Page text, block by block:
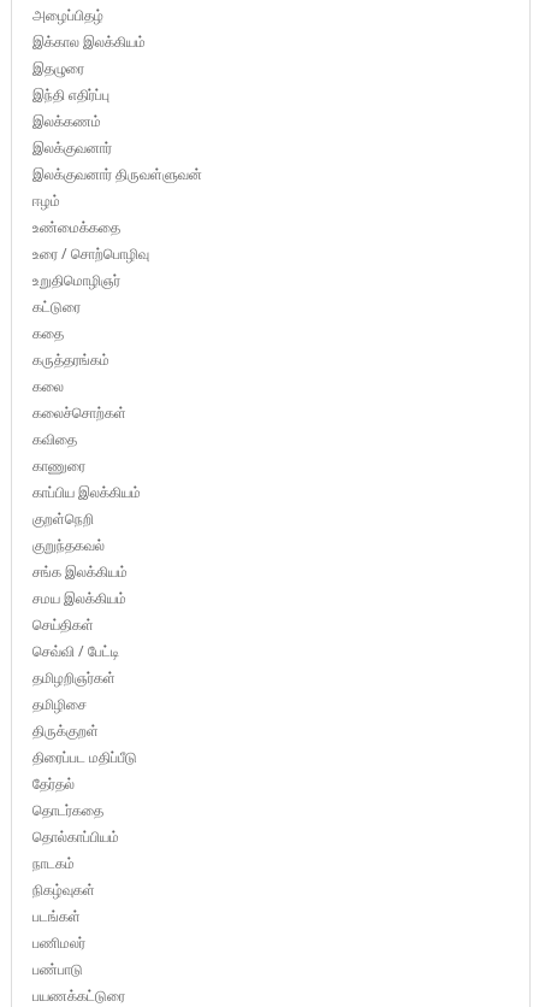
அழைப்பிதழ்
இக்கால இலக்கியம்
இதழுரை
இந்தி எதிர்ப்பு
இலக்கணம்
இலக்குவனார்
இலக்குவனார் திருவள்ளுவன்
ஈழம்
உண்மைக்கதை
உரை / சொற்பொழிவு
உறுதிமொழிஞர்
கட்டுரை
கதை
கருத்தரங்கம்
கலை
கலைச்சொற்கள்
கவிதை
காணுரை
காப்பிய இலக்கியம்
குறள்நெறி
குறுந்தகவல்
சங்க இலக்கியம்
சமய இலக்கியம்
செய்திகள்
செவ்வி / பேட்டி
தமிழறிஞர்கள்
தமிழிசை
திருக்குறள்
திரைப்பட மதிப்பீடு
தேர்தல்
தொடர்கதை
தொல்காப்பியம்
நாடகம்
நிகழ்வுகள்
படங்கள்
பணிமலர்
பண்பாடு
பயணக்கட்டுரை